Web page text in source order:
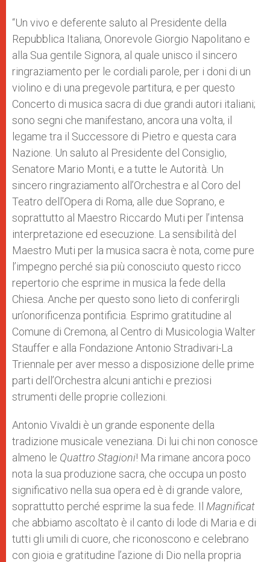
“Un vivo e deferente saluto al Presidente della
Repubblica Italiana, Onorevole Giorgio Napolitano e
alla Sua gentile Signora, al quale unisco il sincero
ringraziamento per le cordiali parole, per i doni di un
violino e di una pregevole partitura, e per questo
Concerto di musica sacra di due grandi autori italiani;
sono segni che manifestano, ancora una volta, il
legame tra il Successore di Pietro e questa cara
Nazione. Un saluto al Presidente del Consiglio,
Senatore Mario Monti, e a tutte le Autorità. Un
sincero ringraziamento all’Orchestra e al Coro del
Teatro dell’Opera di Roma, alle due Soprano, e
soprattutto al Maestro Riccardo Muti per l’intensa
interpretazione ed esecuzione. La sensibilità del
Maestro Muti per la musica sacra è nota, come pure
l’impegno perché sia più conosciuto questo ricco
repertorio che esprime in musica la fede della
Chiesa. Anche per questo sono lieto di conferirgli
un’onorificenza pontificia. Esprimo gratitudine al
Comune di Cremona, al Centro di Musicologia Walter
Stauffer e alla Fondazione Antonio Stradivari-La
Triennale per aver messo a disposizione delle prime
parti dell’Orchestra alcuni antichi e preziosi
strumenti delle proprie collezioni.
Antonio Vivaldi è un grande esponente della
tradizione musicale veneziana. Di lui chi non conosce
almeno le Quattro Stagioni! Ma rimane ancora poco
nota la sua produzione sacra, che occupa un posto
significativo nella sua opera ed è di grande valore,
soprattutto perché esprime la sua fede. Il Magnificat
che abbiamo ascoltato è il canto di lode di Maria e di
tutti gli umili di cuore, che riconoscono e celebrano
con gioia e gratitudine l’azione di Dio nella propria